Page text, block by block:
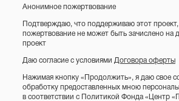
Анонимное пожертвование
Подтверждаю, что поддерживаю этот
пожертвование не может быть зачислено на
проект
Даю согласие с условиями Договора оферты
Нажимая кнопку «Продолжить», я даю свое
обработку предоставленных мною
в соответствии с Политикой Фонда «Центр